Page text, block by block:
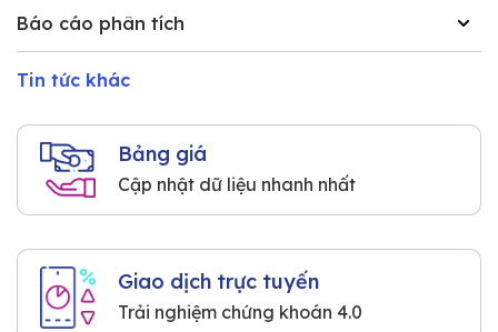
Báo cáo phân tích
Tin tức khác
Bảng giá
Cập nhật dữ liệu nhanh nhất
Giao dịch trực tuyến
Trải nghiệm chứng khoán 4.0